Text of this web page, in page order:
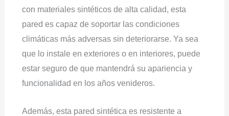
con materiales sintéticos de alta calidad, esta
pared es capaz de soportar las condiciones
climáticas más adversas sin deteriorarse. Ya sea
que lo instale en exteriores o en interiores, puede
estar seguro de que mantendrá su apariencia y
funcionalidad en los años venideros.
Además, esta pared sintética es resistente a